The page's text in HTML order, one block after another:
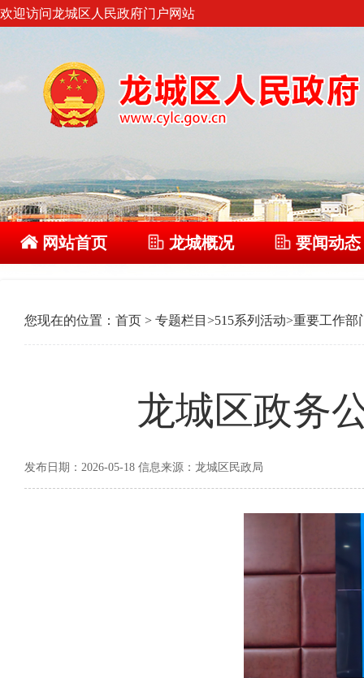
欢迎访问龙城区人民政府门户网站
网站首页 龙城概况 要闻动态
您现在的位置： 首页 > 专题栏目 >515系列活动>重要工作部
龙城区政务
发布日期：2026-05-18 信息来源：龙城区民政局